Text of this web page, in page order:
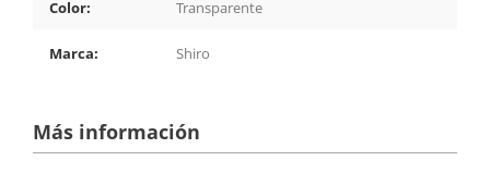
Color: Transparente
Marca: Shiro
Más información